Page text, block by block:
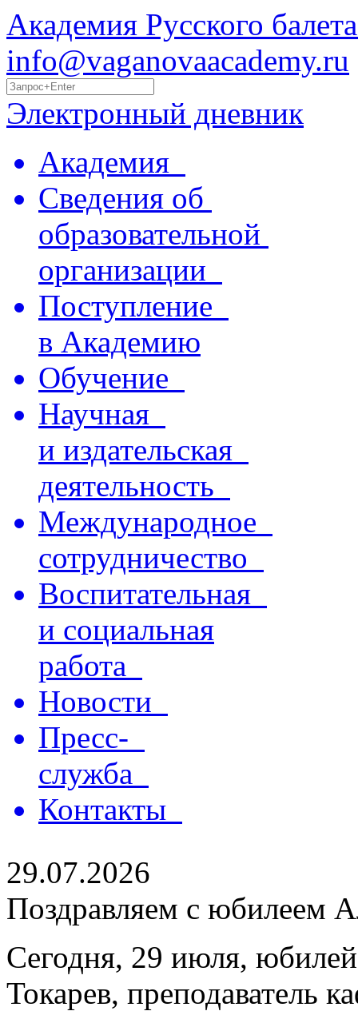
Академия Русского
info@vaganovaacademy.ru
Электронный дневник
Академия
Сведения об
образовательной
организации
Поступление
в Академию
Обучение
Научная
и издательская
деятельность
Международное
сотрудничество
Воспитательная
и социальная
работа
Новости
Пресс-
служба
Контакты
29.07.2026
Поздравляем с юбилеем
Сегодня, 29 июля,
Токарев, преподаватель